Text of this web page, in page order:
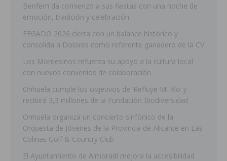
Benferri da comienzo a sus fiestas con una noche de
emoción, tradición y celebración
FEGADO 2026 cierra con un balance histórico y
consolida a Dolores como referente ganadero de la CV
Los Montesinos refuerza su apoyo a la cultura local
con nuevos convenios de colaboración
Orihuela cumple los objetivos de ‘Refluye Mi Río’ y
recibirá 3,3 millones de la Fundación Biodiversidad
Orihuela organiza un concierto sinfónico de la
Orquesta de Jóvenes de la Provincia de Alicante en Las
Colinas Golf & Country Club
El Ayuntamiento de Almoradí mejora la accesibilidad